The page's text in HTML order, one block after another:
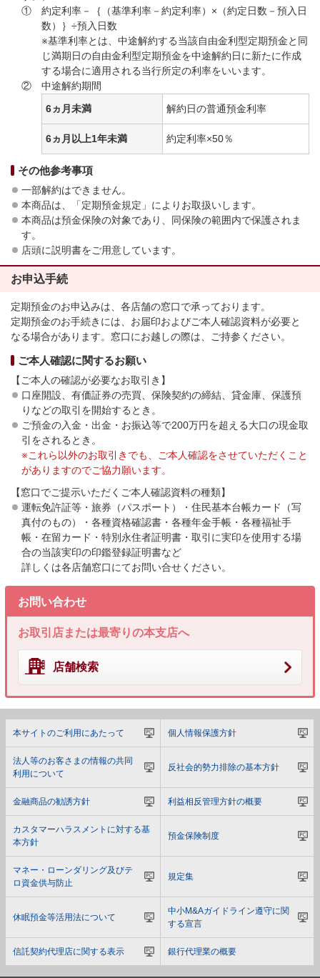
①
約定利率－｛（基準利率－約定利率）×（約定日数－預入日
数）｝÷預入日数
※基準利率とは、中途解約する当該自由金利型定期預金と同
じ満期日の自由金利型定期預金を中途解約日に新たに作成
する場合に適用される当行所定の利率をいいます。
②
中途解約期間
6ヵ月未満
解約日の普通預金利率
6ヵ月以上1年未満 約定利率×50％
その他参考事項
一部解約はできません。
本商品は、「定期預金規定」によりお取扱いします。
本商品は預金保険の対象であり、同保険の範囲内で保護されま
す。
店頭に説明書をご用意しています。
お申込手続
定期預金のお申込みは、各店舗の窓口で承っております。
定期預金のお手続きには、お届印およびご本人確認資料が必要と
なる場合があります。窓口にお越しの際は、ご持参ください。
ご本人確認に関するお願い
【ご本人の確認が必要なお取引き】
口座開設、有価証券の売買、保険契約の締結、貸金庫、保護預
りなどの取引を開始するとき。
ご預金の入金・出金・お振込等で200万円を超える大口の現金取
引をされるとき。
※これら以外のお取引きでも、ご本人確認をさせていただくこと
がありますのでご協力願います。
【窓口でご提示いただくご本人確認資料の種類】
運転免許証等・旅券（パスポート）・住民基本台帳カード（写
真付のもの）・各種資格確認書・各種年金手帳・各種福祉手
帳・在留カード・特別永住者証明書・取引に実印を使用する場
合の当該実印の印鑑登録証明書など
詳しくは各店舗窓口にてお問い合せください。
お問い合わせ
お取引店または最寄りの本支店へ
店舗検索
本サイトのご利用にあたって 個人情報保護方針
法人等のお客さまの情報の共同
利用について
反社会的勢力排除の基本方針
金融商品の勧誘方針 利益相反管理方針の概要
カスタマーハラスメントに対する基
本方針
預金保険制度
マネー・ローンダリング及びテ
ロ資金供与防止
規定集
休眠預金等活用法について
中小M&Aガイドライン遵守に関
する宣言
信託契約代理店に関する表示 銀行代理業の概要